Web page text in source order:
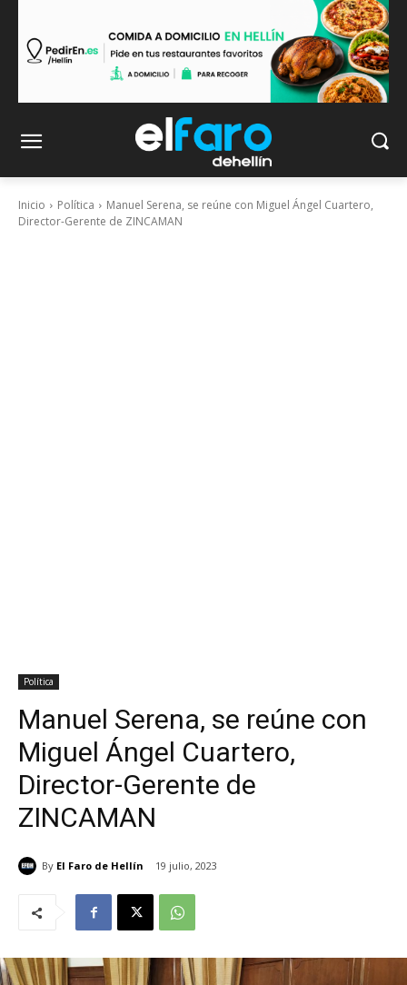
Inicio Política
Manuel Serena, se reúne con Miguel Ángel Cuartero,
Director-Gerente de ZINCAMAN
Política
Manuel Serena, se reúne con
Miguel Ángel Cuartero,
Director-Gerente de
ZINCAMAN
By El Faro de Hellín 19 julio, 2023